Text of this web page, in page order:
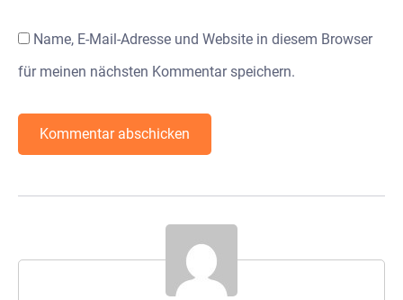
Name, E-Mail-Adresse und Website in diesem Browser
für meinen nächsten Kommentar speichern.